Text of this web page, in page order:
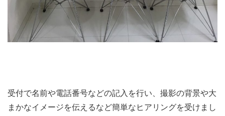
受付で名前や電話番号などの記入を行い、撮影の背景や大
まかなイメージを伝えるなど簡単なヒアリングを受けまし